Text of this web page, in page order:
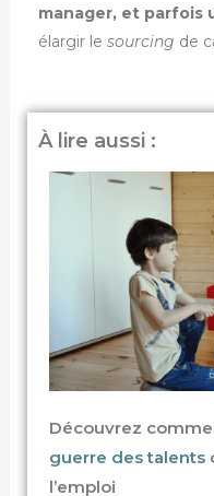
manager, et parfois
élargir lesourcing de
À lire aussi :
Découvrez
guerre des talents
l’emploi